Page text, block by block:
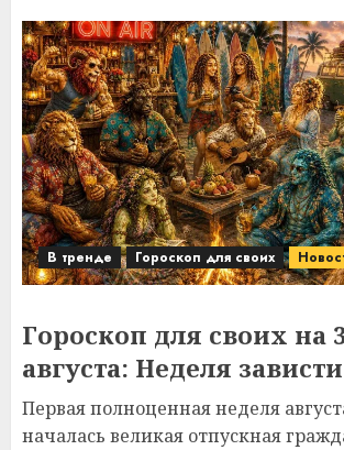
В тренде Гороскоп для своих
Гороскоп для своих на
августа: Неделя зависти
Первая полноценная неделя
началась великая отпускная